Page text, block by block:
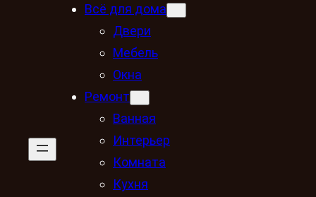
Всё для дома
Двери
Мебель
Окна
Ремонт
Ванная
Интерьер
Комната
Кухня